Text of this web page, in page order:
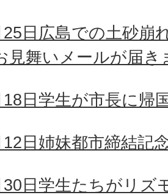
25日広島での土砂崩
見舞いメールが届き
日学生が市長に帰
日姉妹都市締結記
30日学生たちがリズ